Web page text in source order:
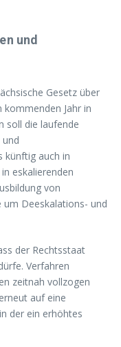
und
Gesetz über
Jahr in
soll die laufende
künftig auch in
eskalierenden
von
Deeskalations- und
der Rechtsstaat
Verfahren
zeitnah vollzogen
auf eine
der ein erhöhtes